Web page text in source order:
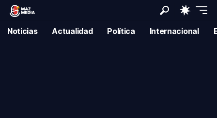
Noticias Actualidad Política Internacional